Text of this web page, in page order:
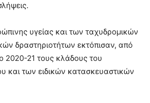
υγείας και των ταχυδρομικών
δραστηριοτήτων εκτόπισαν, από
2020-21 τους κλάδους του
και των ειδικών κατασκευαστικών